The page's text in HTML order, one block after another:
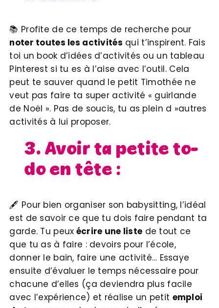
📚 Profite de ce temps de recherche pour
noter toutes les activités qui t’inspirent. Fais
toi un book d’idées d’activités ou un tableau
Pinterest si tu es à l’aise avec l’outil. Cela
peut te sauver quand le petit Timothée ne
veut pas faire ta super activité « guirlande
de Noël ». Pas de soucis, tu as plein d »autres
activités à lui proposer.
3. Avoir ta petite to-
do en tête :
🖋 Pour bien organiser son babysitting, l’idéal
est de savoir ce que tu dois faire pendant ta
garde. Tu peux écrire une liste de tout ce
que tu as à faire : devoirs pour l’école,
donner le bain, faire une activité… Essaye
ensuite d’évaluer le temps nécessaire pour
chacune d’elles (ça deviendra plus facile
avec l’expérience) et réalise un petit emploi